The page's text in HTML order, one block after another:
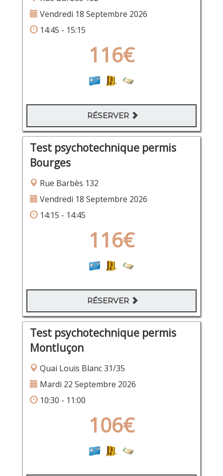
Vendredi 18 Septembre 2026
14:45 - 15:15
116€
RÉSERVER
Test psychotechnique permis
Bourges
Rue Barbès 132
Vendredi 18 Septembre 2026
14:15 - 14:45
116€
RÉSERVER
Test psychotechnique permis
Montluçon
Quai Louis Blanc 31/35
Mardi 22 Septembre 2026
10:30 - 11:00
106€